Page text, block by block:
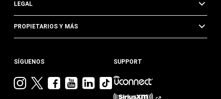
LEGAL
PROPIETARIOS Y MÁS
SÍGUENOS
VisitaVisitaVisitaVisitaVisita
Jeep
Visita
Jeep
SUPPORT